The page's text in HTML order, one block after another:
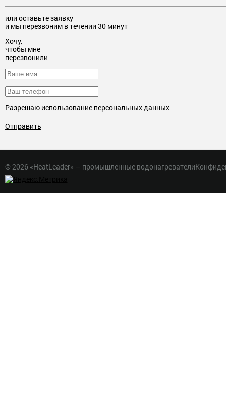
или оставьте заявку
и мы перезвоним в течении 30 минут
Хочу,
чтобы мне
перезвонили
Разрешаю использование персональных данных
Отправить
© 2026 «HeatLeader» — промышленные водонагреватели